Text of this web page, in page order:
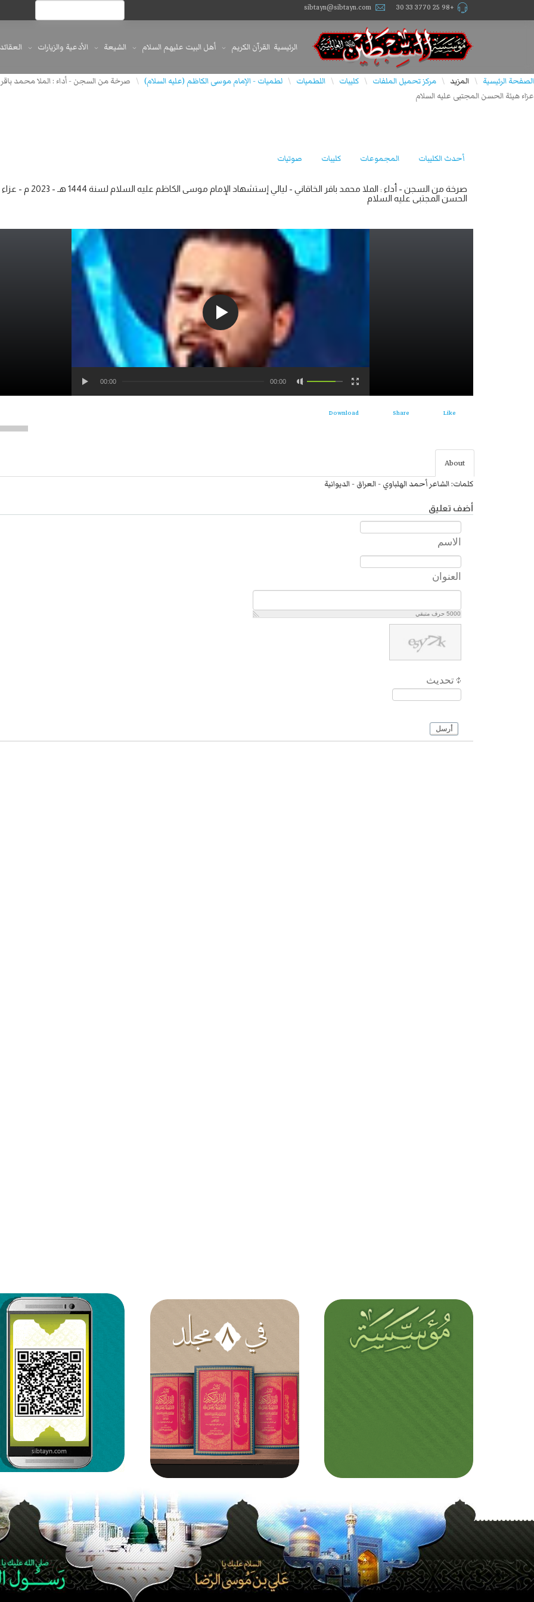
+98 25 3770 33 30
sibtayn@sibtayn.com
الرئيسية القرآن الكريم أهل البيت عليهم السلام الشيعة الأدعية والزيارات العقائد
الصفحة الرئيسية \ المزيد \ مركز تحميل الملفات \ كليبات \ اللطميات \ لطميات - الإمام موسى الكاظم (عليه السلام) \
عزاء هيئة الحسن المجتبى عليه السلام
أحدث الكليبات المجموعات كليبات صوتيات
صرخة من السجن - أداء : الملا محمد باقر الخاقاني - ليالي إستشهاد الإمام
الحسن المجتبى عليه السلام
00:00 00:00
Like
Share
Download
About
كلمات: الشاعر أحمد الهلباوي - العراق - الديوانية
أضف تعليق
الاسم
العنوان
5000 حرف متبقي
تحديث
أرسل